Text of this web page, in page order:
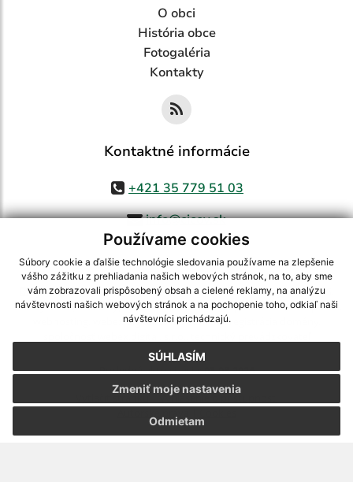
Používame cookies
Súbory cookie a ďalšie technológie sledovania používame na zlepšenie
vášho zážitku z prehliadania našich webových stránok, na to, aby sme
vám zobrazovali prispôsobený obsah a cielené reklamy, na analýzu
návštevnosti našich webových stránok a na pochopenie toho, odkiaľ naši
návštevníci prichádzajú.
SÚHLASÍM
Odmietam
Zmeniť moje nastavenia
O obci
História obce
Fotogaléria
Kontakty
Kontaktné informácie
+421 35 779 51 03
info@cicov.sk
využite možnosť získavania aktuálnych informácií s využitím RSS
CMS systém (redakčný) systém ECHELON 2,Mapa stránok,web portál
webex.digital, s.r.o.,domény,registrácia domény
Posledná aktualizácia:03.08.2026
Vytlačiť stránku|Vyhlásenie o prístupnosti